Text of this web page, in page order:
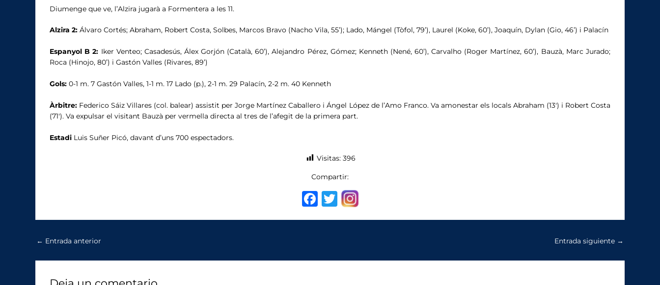
Diumenge que ve, l’Alzira jugarà a Formentera a les 11.
Alzira 2: Álvaro Cortés; Abraham, Robert Costa, Solbes, Marcos Bravo (Nacho Vila, 55’); Lado, Mángel (Tòfol, 79’), Laurel (Koke, 60’), Joaquín, Dylan (Gio, 46’) i Palacín
Espanyol B 2: Iker Venteo; Casadesús, Álex Gorjón (Català, 60’), Alejandro Pérez, Gómez; Kenneth (Nené, 60’), Carvalho (Roger Martínez, 60’), Bauzà, Marc Jurado;
Roca (Hinojo, 80’) i Gastón Valles (Rivares, 89’)
Gols: 0-1 m. 7 Gastón Valles, 1-1 m. 17 Lado (p.), 2-1 m. 29 Palacín, 2-2 m. 40 Kenneth
Àrbitre: Federico Sáiz Villares (col. balear) assistit per Jorge Martínez Caballero i Ángel López de l’Amo Franco. Va amonestar els locals Abraham (13′) i Robert Costa
(71′). Va expulsar el visitant Bauzà per vermella directa al tres de l’afegit de la primera part.
Estadi Luis Suñer Picó, davant d’uns 700 espectadors.
Visitas: 396
Compartir:
F
b
T
r
← Entrada anterior Entrada siguiente →